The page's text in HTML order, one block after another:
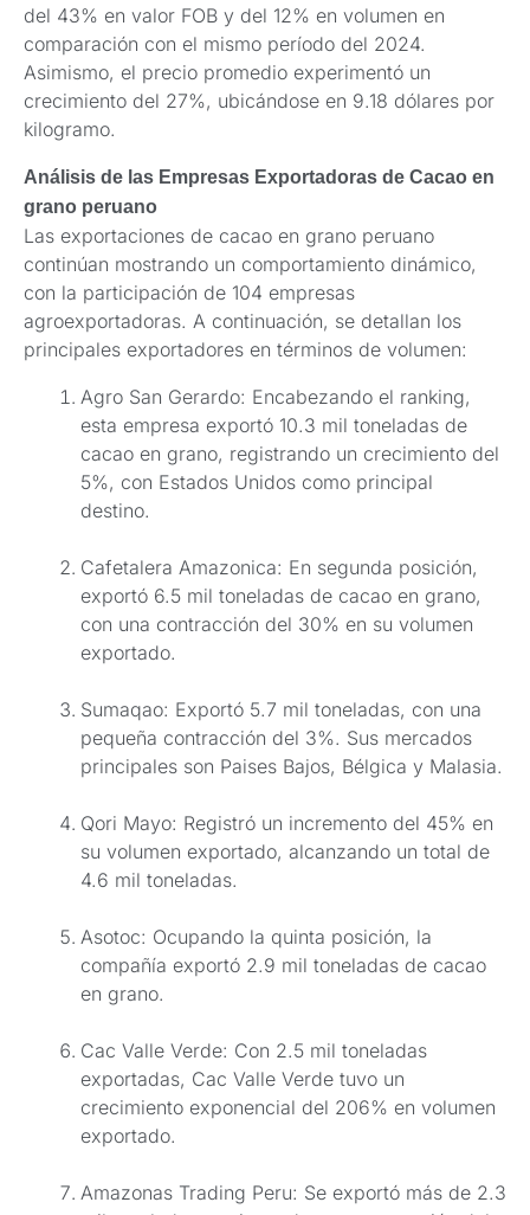
del 43% en valor FOB y del 12% en volumen en
comparación con el mismo período del 2024.
Asimismo, el precio promedio experimentó un
crecimiento del 27%, ubicándose en 9.18 dólares por
kilogramo.
Análisis de las Empresas Exportadoras de Cacao en
grano peruano
Las exportaciones de cacao en grano peruano
continúan mostrando un comportamiento dinámico,
con la participación de 104 empresas
agroexportadoras. A continuación, se detallan los
principales exportadores en términos de volumen:
Agro San Gerardo: Encabezando el ranking,
esta empresa exportó 10.3 mil toneladas de
cacao en grano, registrando un crecimiento del
5%, con Estados Unidos como principal
destino.
Cafetalera Amazonica: En segunda posición,
exportó 6.5 mil toneladas de cacao en grano,
con una contracción del 30% en su volumen
exportado.
Sumaqao: Exportó 5.7 mil toneladas, con una
pequeña contracción del 3%. Sus mercados
principales son Paises Bajos, Bélgica y Malasia.
Qori Mayo: Registró un incremento del 45% en
su volumen exportado, alcanzando un total de
4.6 mil toneladas.
Asotoc: Ocupando la quinta posición, la
compañía exportó 2.9 mil toneladas de cacao
en grano.
Cac Valle Verde: Con 2.5 mil toneladas
exportadas, Cac Valle Verde tuvo un
crecimiento exponencial del 206% en volumen
exportado.
Amazonas Trading Peru: Se exportó más de 2.3